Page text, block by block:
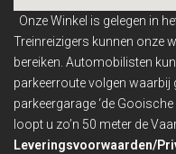
Onze Winkel is gelegen in
Treinreizigers kunnen onze
bereiken. Automobilisten
parkeerroute volgen
parkeergarage ‘de
loopt u zo’n 50 meter de
Leveringsvoorwaarden/